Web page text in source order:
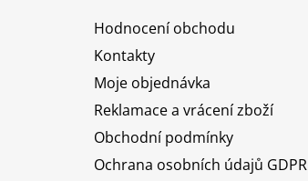
Hodnocení obchodu
Kontakty
Moje objednávka
Reklamace a vrácení zboží
Obchodní podmínky
Ochrana osobních údajů GDPR